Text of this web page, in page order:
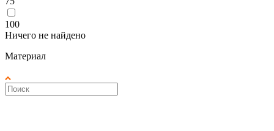
100
Ничего не найдено
Материал